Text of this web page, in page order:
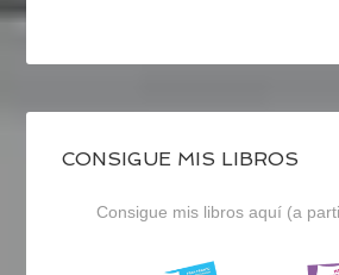
CONSIGUE MIS LIBROS
Consigue mis libros aquí (a